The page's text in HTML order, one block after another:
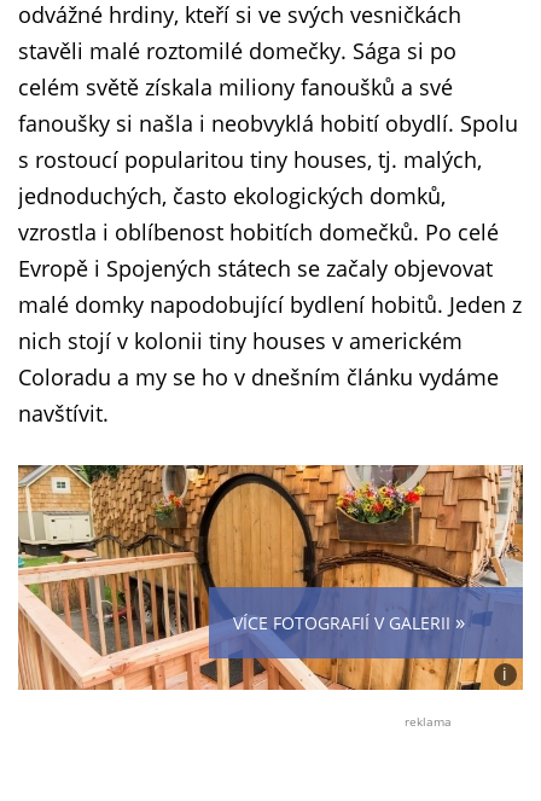
odvážné hrdiny, kteří si ve svých vesničkách
stavěli malé roztomilé domečky. Sága si po
celém světě získala miliony fanoušků a své
fanoušky si našla i neobvyklá hobití obydlí. Spolu
s rostoucí popularitou tiny houses, tj. malých,
jednoduchých, často ekologických domků,
vzrostla i oblíbenost hobitích domečků. Po celé
Evropě i Spojených státech se začaly objevovat
malé domky napodobující bydlení hobitů. Jeden z
nich stojí v kolonii tiny houses v americkém
Coloradu a my se ho v dnešním článku vydáme
navštívit.
VÍCE FOTOGRAFIÍ V GALERII »
i
Foto:
reklama